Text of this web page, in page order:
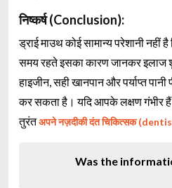
निष्कर्ष (Conclusion):
ड्राई माउथ कोई सामान्य परेशानी नहीं
समय रहते इसका कारण जानकर इलाज
हाइजीन, सही खानपान और पर्याप्त
कर सकता है। यदि आपके लक्षण गंभीर
तुरंतअपने नज़दीकी दंत चिकित्सक
Was the